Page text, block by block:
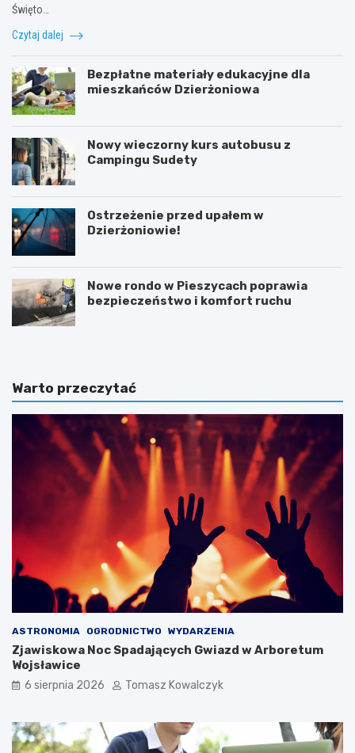
Święto…
Czytaj dalej
Bezpłatne materiały edukacyjne dla
mieszkańców Dzierżoniowa
Nowy wieczorny kurs autobusu z
Campingu Sudety
Ostrzeżenie przed upałem w
Dzierżoniowie!
Nowe rondo w Pieszycach poprawia
bezpieczeństwo i komfort ruchu
Warto przeczytać
ASTRONOMIA OGRODNICTWO WYDARZENIA
Zjawiskowa Noc Spadających Gwiazd w Arboretum
Wojsławice
6 sierpnia 2026 Tomasz Kowalczyk